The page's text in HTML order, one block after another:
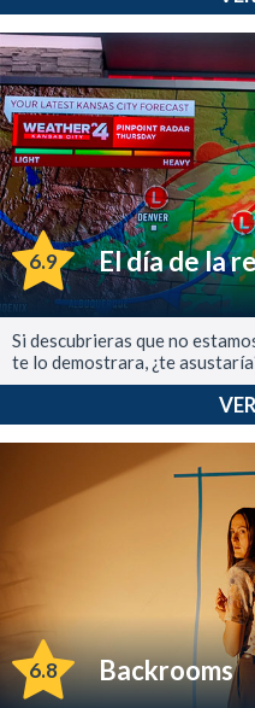
6.9 El día de la
Si descubrieras que no
te lo demostrara, ¿te
6.8 Backrooms